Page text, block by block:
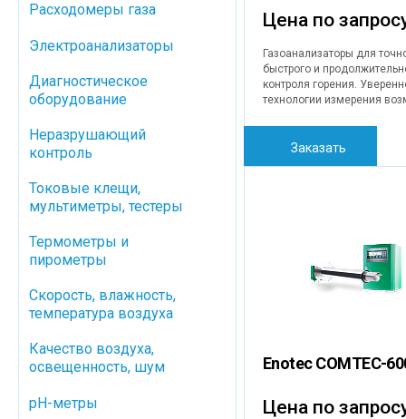
Цена по
Газоанализаторы для
быстрого и
контроля горения.
технологии измерения
быстрое, а конструкция
Заказать
Enotec COMTEC-
Цена по
Расходомеры газа
Электроанализаторы
Диагностическое
оборудование
Неразрушающий
контроль
Токовые клещи,
мультиметры, тестеры
Термометры и
пирометры
Скорость, влажность,
температура воздуха
Качество воздуха,
освещенность, шум
pH-метры